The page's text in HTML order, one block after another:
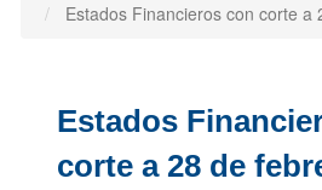
Estados Financieros con corte a
Estados
corte a 28 de